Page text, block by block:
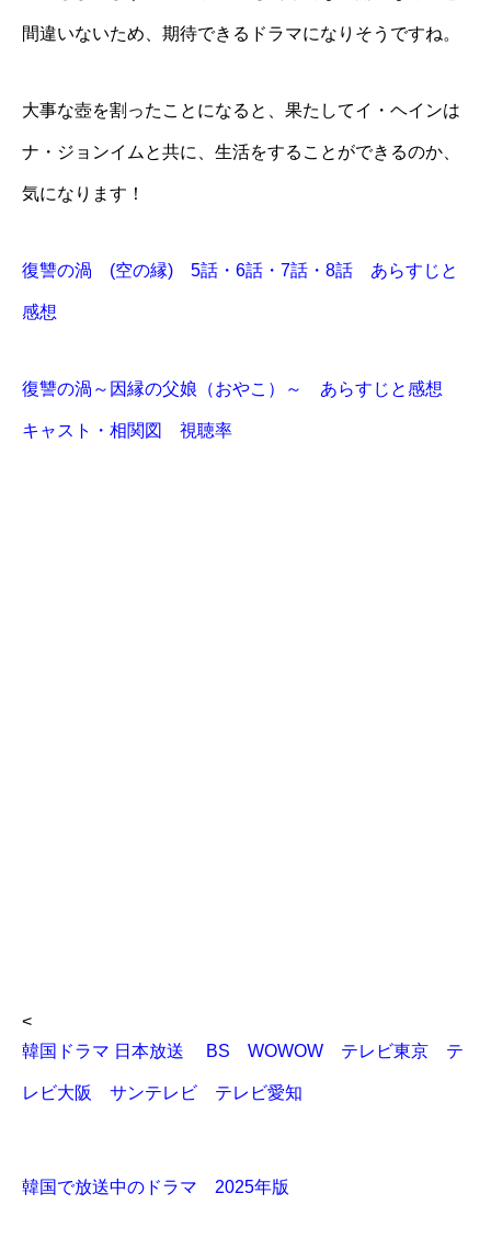
間違いないため、期待できるドラマになりそうですね。
大事な壺を割ったことになると、果たしてイ・ヘインは
ナ・ジョンイムと共に、生活をすることができるのか、
気になります！
復讐の渦 (空の縁) 5話・6話・7話・8話 あらすじと
感想
復讐の渦～因縁の父娘（おやこ）～ あらすじと感想
キャスト・相関図 視聴率
<
韓国ドラマ 日本放送 BS WOWOW テレビ東京 テ
レビ大阪 サンテレビ テレビ愛知
韓国で放送中のドラマ 2025年版